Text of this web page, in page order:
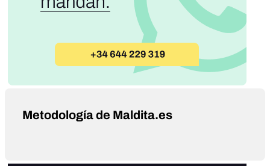
Metodología de Maldita.es